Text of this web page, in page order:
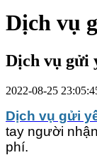
Dịch vụ
Dịch vụ gửi
2022-08-25
Dịch vụ gửi
tay người
phí.